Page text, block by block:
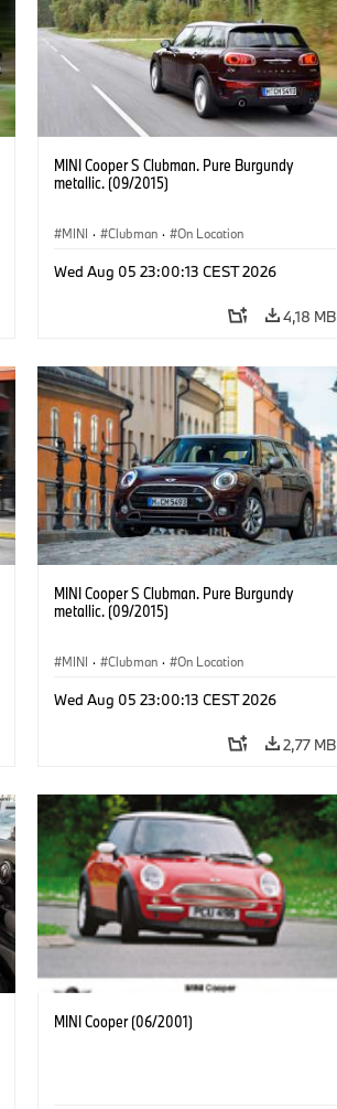
MINI Cooper S Clubman. Pure Burgundy
metallic. (09/2015)
MINI · Clubman · On Location
Wed Aug 05 23:00:13 CEST 2026
4,18 MB
MINI Cooper S Clubman. Pure Burgundy
metallic. (09/2015)
MINI · Clubman · On Location
Wed Aug 05 23:00:13 CEST 2026
2,77 MB
MINI Cooper (06/2001)